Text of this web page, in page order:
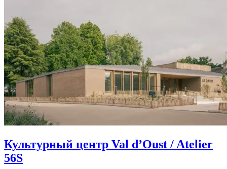
Культурный центр Val d’Oust / Atelier
56S